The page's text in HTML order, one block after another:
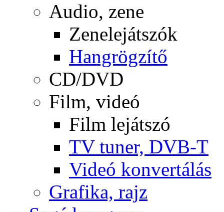
Audio, zene
Zenelejátszók
Hangrögzítő
CD/DVD
Film, videó
Film lejátszó
TV tuner, DVB-T
Videó konvertálás
Grafika, rajz